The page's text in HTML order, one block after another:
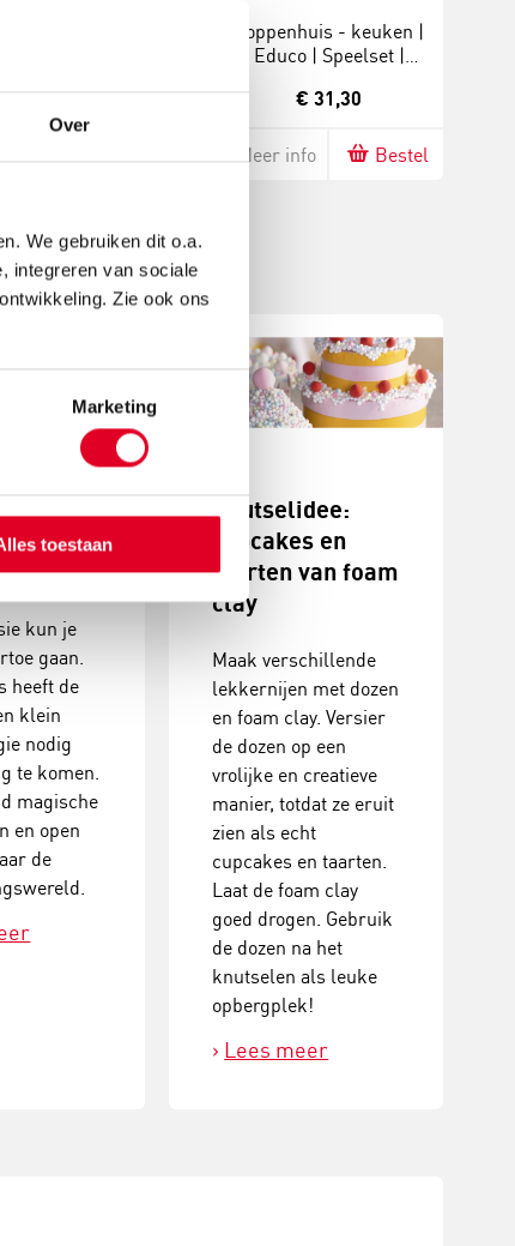
Over
We gebruiken dit o.a.
integreren van sociale
Zie ook ons
Marketing
toestaan
€ 31,24
info Bestel
Poppenhuis - keuken |
Educo | Speelset |
POPUP.
€ 31,30
Meer info Bestel
kun je
gaan.
heeft de
klein
nodig
te komen.
magische
en open
de
Knutselidee:
cupcakes en
taarten van foam
clay
Maak verschillende
lekkernijen met dozen
en foam clay. Versier
de dozen op een
vrolijke en creatieve
manier, totdat ze eruit
zien als echt
cupcakes en taarten.
Laat de foam clay
goed drogen. Gebruik
de dozen na het
knutselen als leuke
opbergplek!
Lees meer